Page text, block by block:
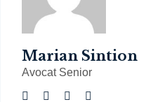
Marian Sintion
Avocat Senior